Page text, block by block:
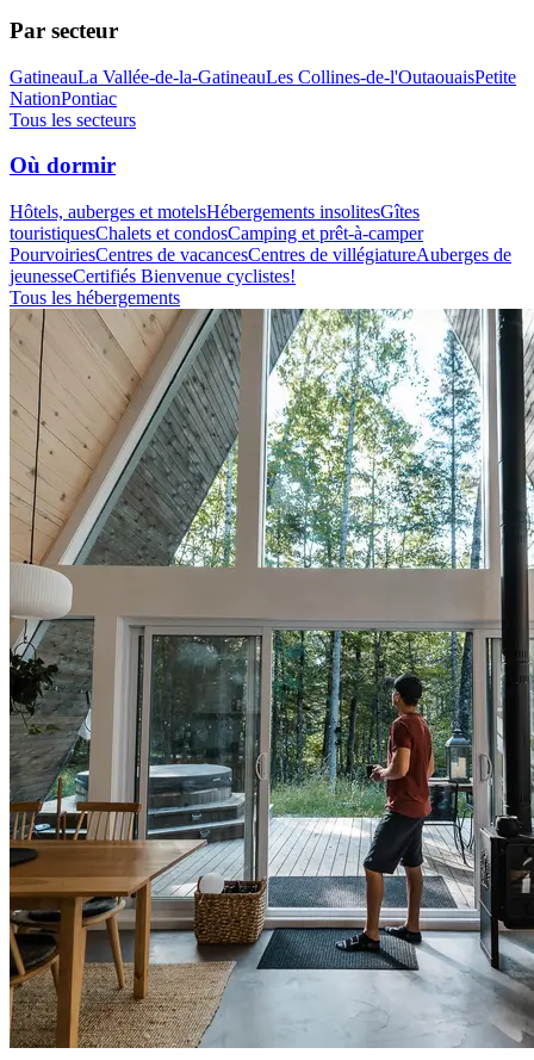
Par secteur
GatineauLa Vallée-de-la-GatineauLes Collines-de-l'OutaouaisPetite
NationPontiac
Tous les secteurs
Où dormir
Hôtels, auberges et motelsHébergements insolitesGîtes
touristiquesChalets et condosCamping et prêt-à-camper
PourvoiriesCentres de vacancesCentres de villégiatureAuberges de
jeunesseCertifiés Bienvenue cyclistes!
Tous les hébergements